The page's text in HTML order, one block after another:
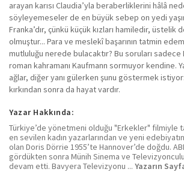
arayan karısı Claudia’yla beraberliklerini hâlâ
söyleyemeseler de en büyük sebep on yedi
Franka’dır, çünkü küçük kızları hamiledir, üstelik
olmuştur... Para ve meslekî başarının tatmin
mutluluğu nerede bulacaktır? Bu soruları sadece
roman kahramanı Kaufmann sormuyor kendine.
ağlar, diğer yanı gülerken şunu göstermek
kırkından sonra da hayat vardır.
Yazar Hakkında:
Türkiye’de yönetmeni olduğu "Erkekler" filmiyle
en sevilen kadın yazarlarından ve yeni
olan Doris Dörrie 1955’te Hannover’de doğdu.
gördükten sonra Münih Sinema ve
devam etti. Bavyera Televizyonu ... Yazarın